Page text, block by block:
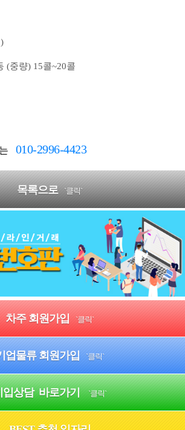
(중량) 15콜~20콜
010-2996-4423
목록으로 `클릭`
차주 회원가입 `클릭`
업물류 회원가입 `클릭`
입상담 바로가기 `클릭`